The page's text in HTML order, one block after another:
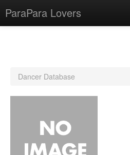
ParaPara Lovers
CD Database
Lesson Database
Dancer Database